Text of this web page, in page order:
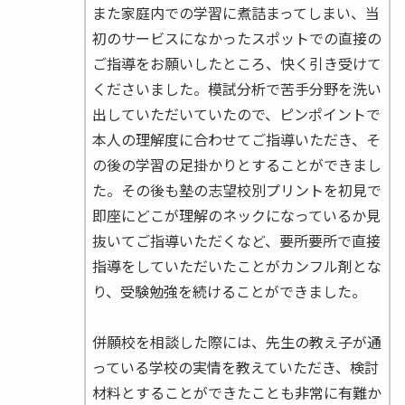
また家庭内での学習に煮詰まってしまい、当
初のサービスになかったスポットでの直接の
ご指導をお願いしたところ、快く引き受けて
くださいました。模試分析で苦手分野を洗い
出していただいていたので、ピンポイントで
本人の理解度に合わせてご指導いただき、そ
の後の学習の足掛かりとすることができまし
た。その後も塾の志望校別プリントを初見で
即座にどこが理解のネックになっているか見
抜いてご指導いただくなど、要所要所で直接
指導をしていただいたことがカンフル剤とな
り、受験勉強を続けることができました。
併願校を相談した際には、先生の教え子が通
っている学校の実情を教えていただき、検討
材料とすることができたことも非常に有難か